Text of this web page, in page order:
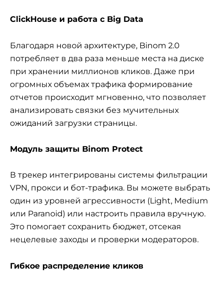
ClickHouse и работа с Big Data
Благодаря новой архитектуре, Binom 2.0
потребляет в два раза меньше места на диске
при хранении миллионов кликов. Даже при
огромных объемах трафика формирование
отчетов происходит мгновенно, что позволяет
анализировать связки без мучительных
ожиданий загрузки страницы.
Модуль защиты Binom Protect
В трекер интегрированы системы фильтрации
VPN, прокси и бот-трафика. Вы можете выбрать
один из уровней агрессивности (Light, Medium
или Paranoid) или настроить правила вручную.
Это помогает сохранить бюджет, отсекая
нецелевые заходы и проверки модераторов.
Гибкое распределение кликов